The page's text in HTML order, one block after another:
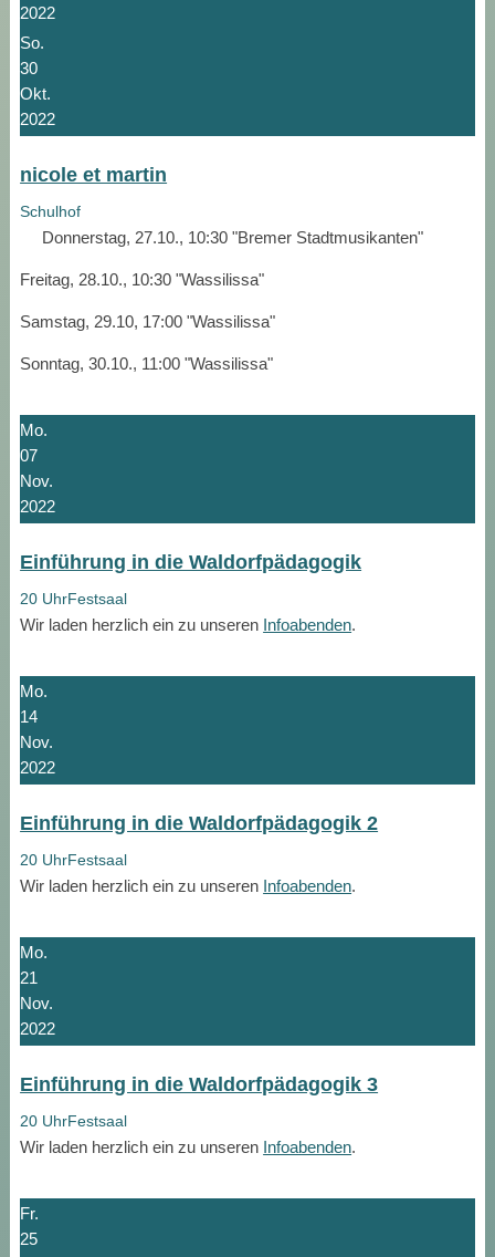
2022
So.
30
Okt.
2022
nicole et martin
Schulhof
Donnerstag, 27.10., 10:30 "Bremer Stadtmusikanten"
Freitag, 28.10., 10:30 "Wassilissa"
Samstag, 29.10, 17:00 "Wassilissa"
Sonntag, 30.10., 11:00 "Wassilissa"
Mo.
07
Nov.
2022
Einführung in die Waldorfpädagogik
20 UhrFestsaal
Wir laden herzlich ein zu unseren Infoabenden.
Mo.
14
Nov.
2022
Einführung in die Waldorfpädagogik 2
20 UhrFestsaal
Wir laden herzlich ein zu unseren Infoabenden.
Mo.
21
Nov.
2022
Einführung in die Waldorfpädagogik 3
20 UhrFestsaal
Wir laden herzlich ein zu unseren Infoabenden.
Fr.
25